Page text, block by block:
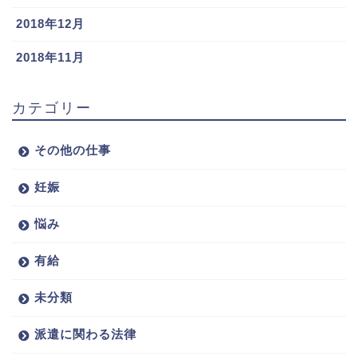
2018年12月
2018年11月
カテゴリー
その他の仕事
妊娠
悩み
有給
未分類
派遣に関わる法律